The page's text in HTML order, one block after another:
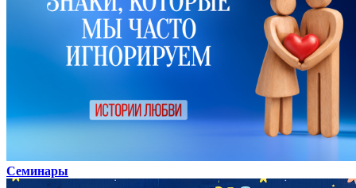
Семинары